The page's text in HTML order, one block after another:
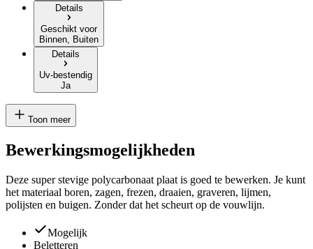
Details
Geschikt voor
Binnen, Buiten
Details
Uv-bestendig
Ja
Toon meer
Bewerkingsmogelijkheden
Deze super stevige polycarbonaat plaat is goed te bewerken. Je kunt
het materiaal boren, zagen, frezen, draaien, graveren, lijmen,
polijsten en buigen. Zonder dat het scheurt op de vouwlijn.
Mogelijk
Beletteren